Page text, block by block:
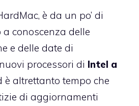
, è da un po’ di
conoscenza delle
e delle date di
processori di Intel a
è altrettanto tempo che
di aggiornamenti